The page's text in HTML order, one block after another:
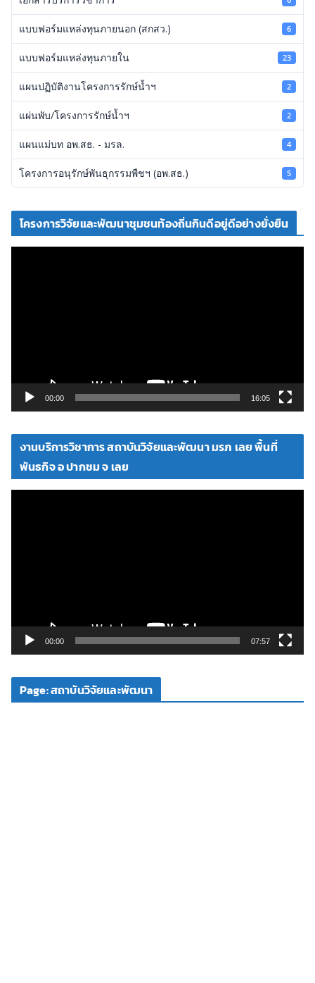
แบบฟอร์มแหล่งทุนภายนอก (สกสว.) 6
แบบฟอร์มแหล่งทุนภายใน 23
แผนปฏิบัติงานโครงการรักษ์น้ำฯ 2
แผ่นพับ/โครงการรักษ์น้ำฯ 2
แผนแม่บท อพ.สธ. - มรล. 4
โครงการอนุรักษ์พันธุกรรมพืชฯ (อพ.สธ.) 5
โครงการวิจัยและพัฒนาชุมชนท้องถิ่นกินดีอยู่ดีอย่างยั่งยืน
ดี
โ
00:00 16:05
งานบริการวิชาการ สถาบันวิจัยและพัฒนา มรภ เลย พื้นที่
พันธกิจ อ ปากชม จ เลย
ดี
โ
00:00 07:57
Page: สถาบันวิจัยและพัฒนา